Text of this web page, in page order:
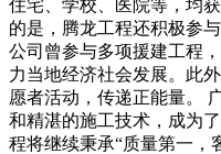
住宅、学校、医院等，均
的是，腾龙工程还积极参
公司曾参与多项援建工程
力当地经济社会发展。此
愿者活动，传递正能量。
和精湛的施工技术，成为
程将继续秉承“质量第一，